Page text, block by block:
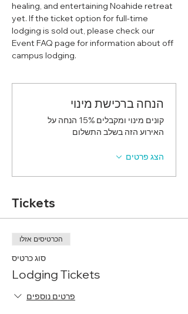
healing, and entertaining Noahide retreat
yet. If the ticket option for full-time
lodging is sold out, please check our
Event FAQ page for information about off
campus lodging.
הנחה ברכישת מינוי
קונים מינוי ומקבלים 15% הנחה על
האירוע הזה בשלב התשלום
הצג פרטים
Tickets
הכרטיסים אזלו
סוג כרטיס
Lodging Tickets
פרטים נוספים